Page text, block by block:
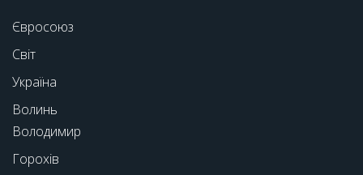
Євросоюз
Світ
Україна
Волинь
Володимир
Горохів